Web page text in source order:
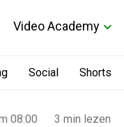
Video Academy
Social Shorts
08:00 3 min lezen